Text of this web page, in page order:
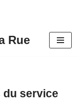
Rue
service